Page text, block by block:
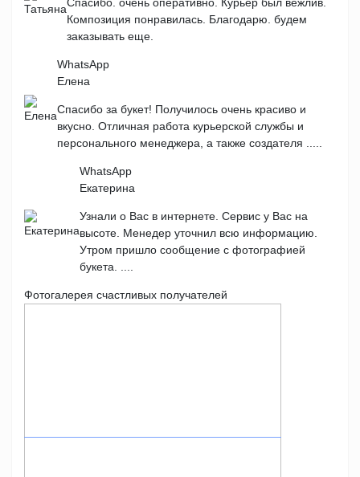
Композиция понравилась. Благодарю. будем
заказывать еще.
WhatsApp
Елена
Спасибо за букет! Получилось очень красиво и
вкусно. Отличная работа курьерской службы и
персонального менеджера, а также создателя .....
WhatsApp
Екатерина
Узнали о Вас в интернете. Сервис у Вас на
высоте. Менедер уточнил всю информацию.
Утром пришло сообщение с фотографией
букета. ....
Фотогалерея счастливых получателей